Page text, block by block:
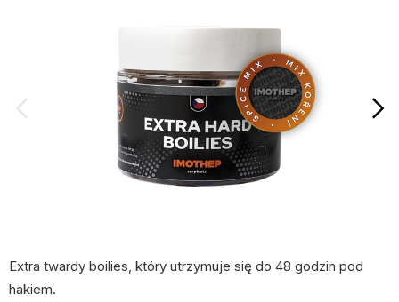
Extra twardy boilies, który utrzymuje się do 48 godzin pod
hakiem.